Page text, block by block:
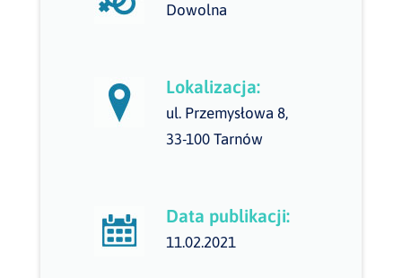
Dowolna
Lokalizacja:
ul. Przemysłowa 8,
33-100 Tarnów
Data publikacji:
11.02.2021